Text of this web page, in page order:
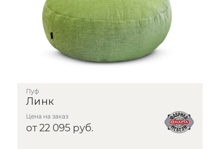
Пуф
Линк
Цена на заказ
от 22 095 руб.